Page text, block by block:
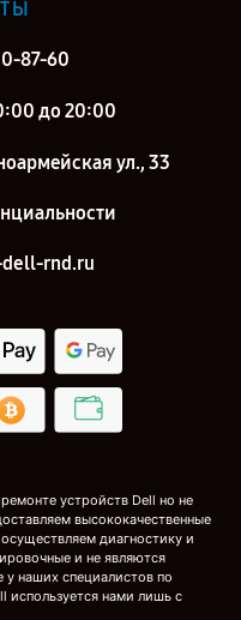
87-60
до 20:00
ул., 33
dell-rnd.ru
устройств Dell но не
высококачественные
диагностику и
и не являются
у наших специалистов по
используется нами лишь с